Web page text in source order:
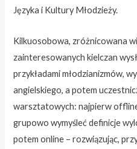
Języka i Kultury Młodzieży.
Kilkuosobowa, zróżnicowana
zainteresowanych kielczan
przykładami młodzianizmów,
angielskiego, a potem
warsztatowych: najpierw
grupowo wymyśleć definicje
potem online – rozwiązując,